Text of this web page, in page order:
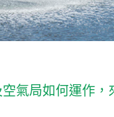
氣局如何運作，